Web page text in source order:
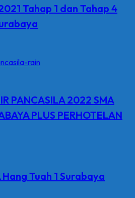
Tahap 1 dan Tahap 4
PANCASILA 2022 SMA
PLUS PERHOTELAN
Tuah 1 Surabaya